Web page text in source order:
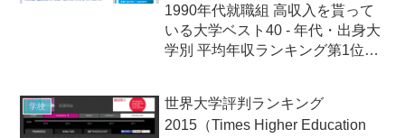
1990年代就職組 高収入を貰って
いる大学ベスト40 - 年代・出身大
学別 平均年収ランキング第1位
「PRESIDENT Online」は2013
年9月26日（木）、高収入を貰...
学校
世界大学評判ランキング
2015（Times Higher Education